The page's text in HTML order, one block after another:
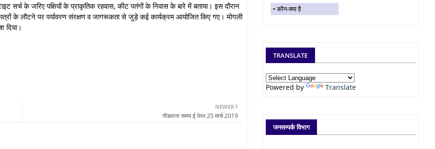
सर्च के जरिए पक्षियों के प्राकृतिक रहवास, कीट पतंगों के निवास के बारे में बताया। इस दौरान
के लौटने पर पर्यावरण संरक्षण व जागरूकता से जुड़े कई कार्यक्रम आयोजित किए गए। मोगली
दिया।
NEWER
गोंडवाना समय ई पेपर 25 मार्च 2019
कौन-क्या है
TRANSLATE
Powered by Translate
जनसम्पर्क विभाग